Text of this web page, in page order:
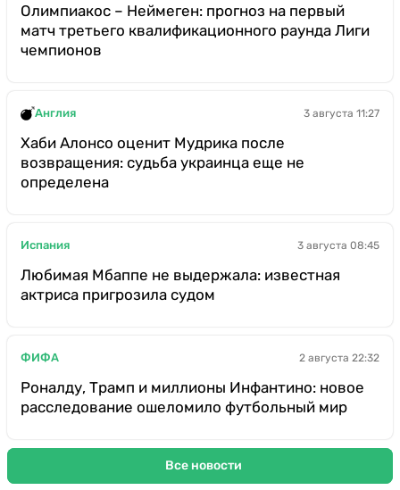
Олимпиакос – Неймеген: прогноз на первый
матч третьего квалификационного раунда Лиги
чемпионов
Англия 3 августа 11:27
Хаби Алонсо оценит Мудрика после
возвращения: судьба украинца еще не
определена
Испания 3 августа 08:45
Любимая Мбаппе не выдержала: известная
актриса пригрозила судом
ФИФА 2 августа 22:32
Роналду, Трамп и миллионы Инфантино: новое
расследование ошеломило футбольный мир
Все новости